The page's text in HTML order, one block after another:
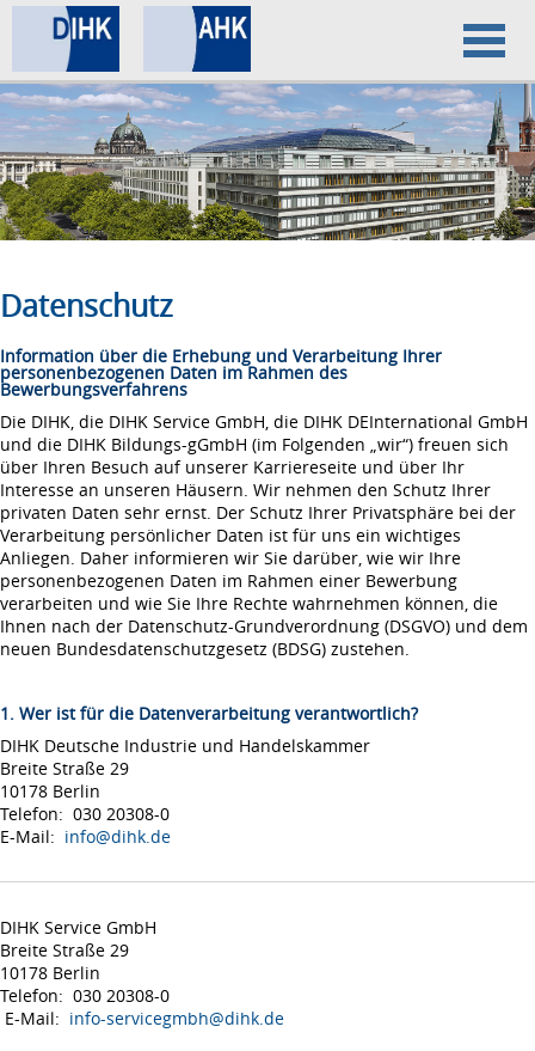
Home
Datenschutz
Impressum
Datenschutz
Information über die Erhebung und Verarbeitung Ihrer
personenbezogenen Daten im Rahmen des
Bewerbungsverfahrens
Die DIHK, die DIHK Service GmbH, die DIHK DEInternational GmbH
und die DIHK Bildungs-gGmbH (im Folgenden „wir“) freuen sich
über Ihren Besuch auf unserer Karriereseite und über Ihr
Interesse an unseren Häusern. Wir nehmen den Schutz Ihrer
privaten Daten sehr ernst. Der Schutz Ihrer Privatsphäre bei der
Verarbeitung persönlicher Daten ist für uns ein wichtiges
Anliegen. Daher informieren wir Sie darüber, wie wir Ihre
personenbezogenen Daten im Rahmen einer Bewerbung
verarbeiten und wie Sie Ihre Rechte wahrnehmen können, die
Ihnen nach der Datenschutz-Grundverordnung (DSGVO) und dem
neuen Bundesdatenschutzgesetz (BDSG) zustehen.
1. Wer ist für die Datenverarbeitung verantwortlich?
DIHK Deutsche Industrie und Handelskammer
Breite Straße 29
10178 Berlin
Telefon: 030 20308-0
E-Mail: info@dihk.de
DIHK Service GmbH
Breite Straße 29
10178 Berlin
Telefon: 030 20308-0
E-Mail: info-servicegmbh@dihk.de